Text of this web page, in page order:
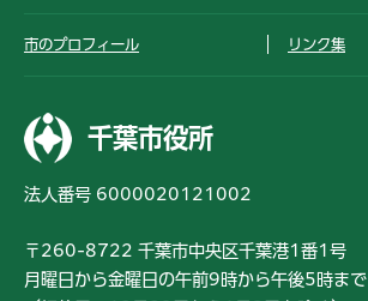
市のプロフィール リンク集
千葉市役所
法人番号 6000020121002
〒260-8722 千葉市中央区千葉港1番1号
月曜日から金曜日の午前9時から午後5時まで